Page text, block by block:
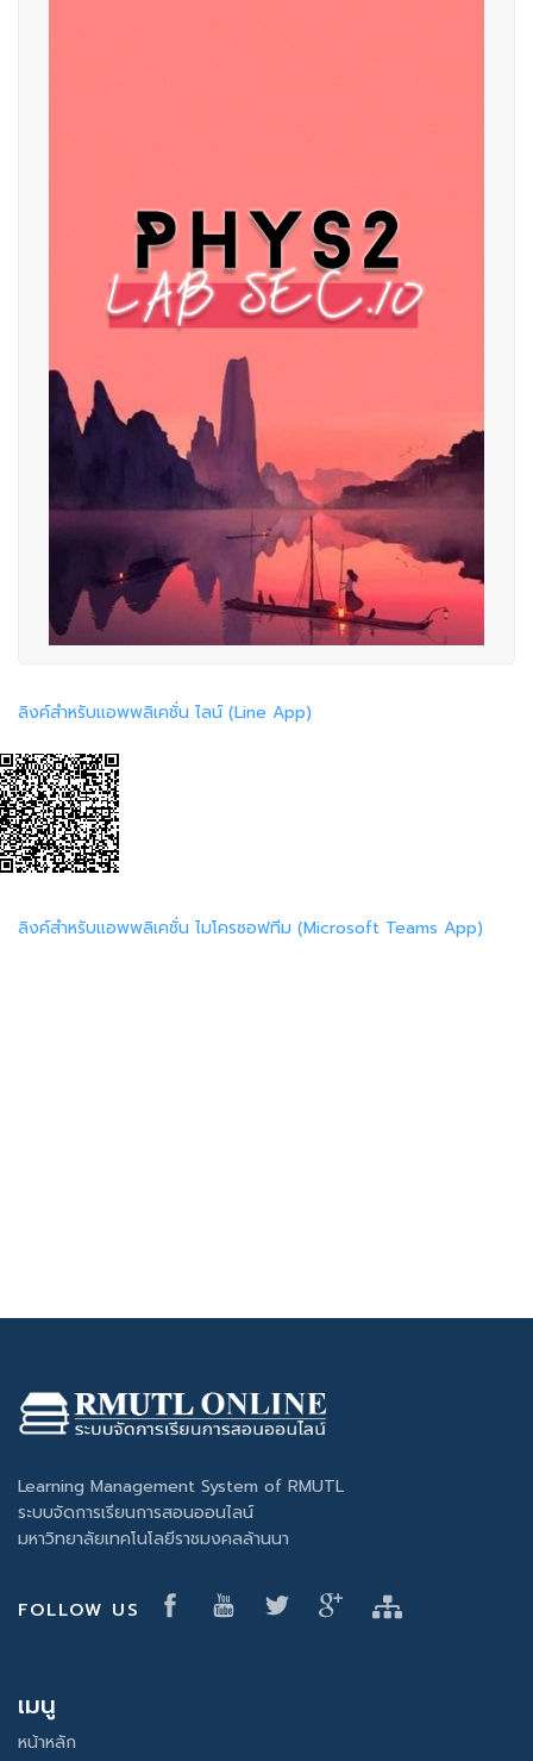
ลิงค์สำหรับแอพพลิเคชั่น ไลน์ (Line App)
ลิงค์สำหรับแอพพลิเคชั่น ไมโครซอฟทีม (Microsoft Teams App)
Learning Management System of RMUTL
ระบบจัดการเรียนการสอนออนไลน์
มหาวิทยาลัยเทคโนโลยีราชมงคลล้านนา
FOLLOW US
เมนู
หน้าหลัก